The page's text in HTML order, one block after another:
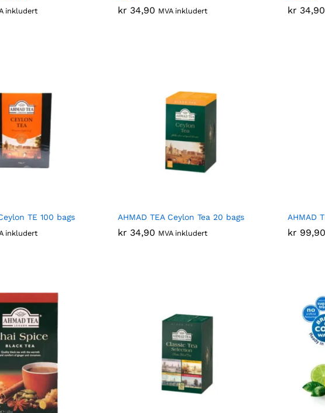
inkludert kr 34,90 MVA inkludert
kr 34,90 kr 34,90
kr 34,90
TE 100 bags
inkludert
AHMAD TEA Ceylon Tea 20 bags
kr 34,90 MVA inkludert
kr 34,90
AHMAD
kr 99,90
kr 99,90